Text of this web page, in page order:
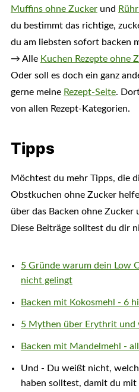
Muffins ohne Zuckerund
du bestimmt das richtige,
du am liebsten sofort backen
→ Alle Kuchen Rezepte ohne
Oder soll es doch ein ganz
gerne meine Rezept-Seite.
von allen Rezept-Kategorien.
Tipps
Möchtest du mehr Tipps, die
Obstkuchen ohne Zucker
über das Backen ohne Zucker
Diese Beiträge solltest du dir
5 Gründe warum dein Low
nicht gelingt
Backen mit Kokosmehl - 6
5 Mythen über Erythrit und
Backen mit Mandelmehl -
Und - Du weißt nicht,
haben solltest, damit du